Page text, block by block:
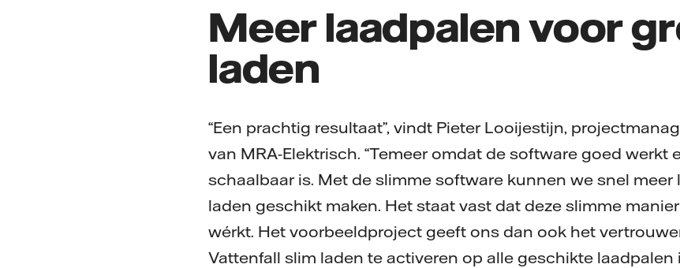
Meer laadpalen voor
laden
“Een prachtig resultaat”, vindt Pieter Looijestijn,
van MRA-Elektrisch. “Temeer omdat de software goed werkt
schaalbaar is. Met de slimme software kunnen we snel
laden geschikt maken. Het staat vast dat deze slimme
wérkt. Het voorbeeldproject geeft ons dan ook het
Vattenfall slim laden te activeren op alle geschikte laadpalen